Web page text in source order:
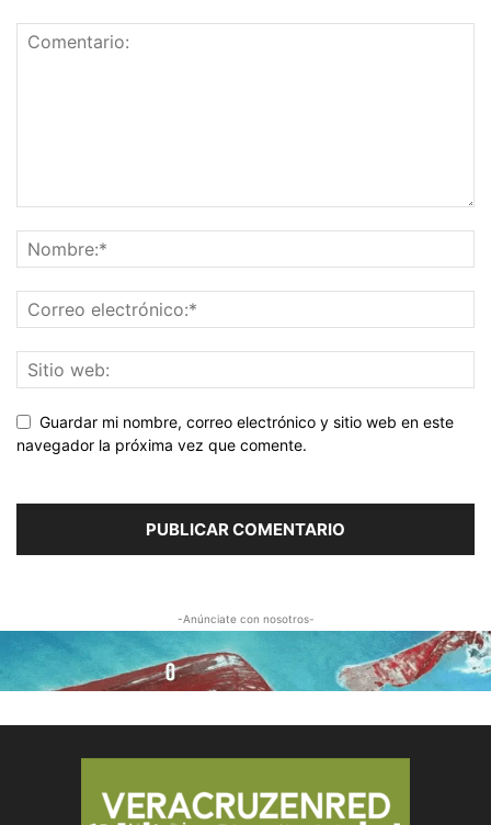
Guardar mi nombre, correo electrónico y sitio web en este
navegador la próxima vez que comente.
-Anúnciate con nosotros-